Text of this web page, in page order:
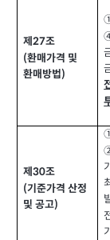
제27조
(환매가격 및
환매방법)
제30조
(기준가격 산정
및 공고)